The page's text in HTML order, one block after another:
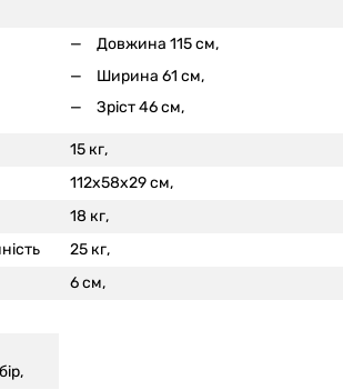
Довжина 115 см,
Ширина 61 см,
Зріст 46 см,
15 кг,
112x58x29 см,
18 кг,
25 кг,
6 см,